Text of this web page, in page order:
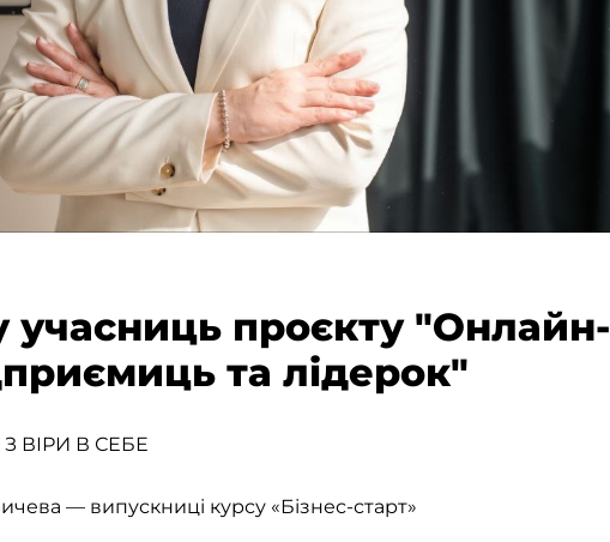
учасниць проєкту "Онлайн-
та лідерок"
ВІРИ В СЕБЕ
— випускниці курсу «Бізнес-старт»